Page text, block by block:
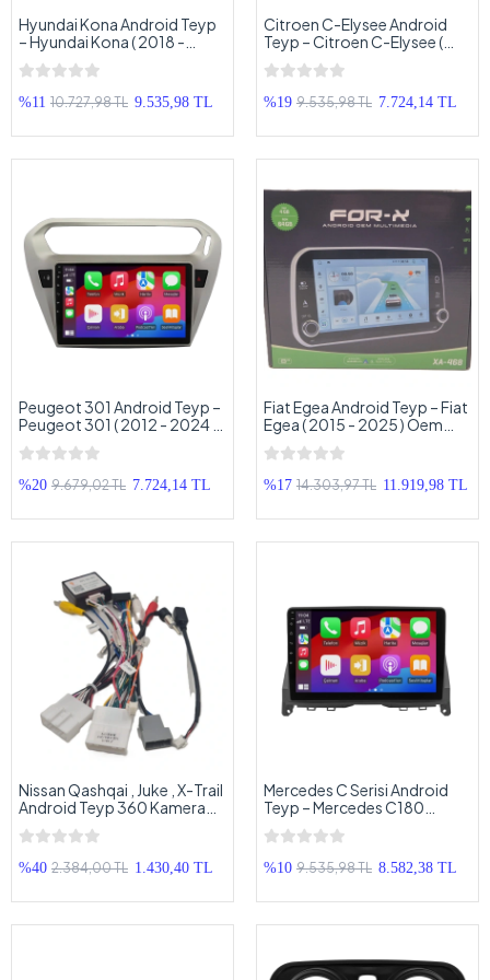
Hyundai Kona Android Teyp
– Hyundai Kona ( 2018 -
2022 ) Oem Android
Multimedya – Hyundai Kona
Android Double Teyp
%11 10.727,98 TL 9.535,98 TL
Citroen C-Elysee Android
Teyp – Citroen C-Elysee (
2012 - 2024 ) Oem Android
Multimedya – Citroen C-
Elysee Android OEM Double
Teyp
%19 9.535,98 TL 7.724,14 TL
Peugeot 301 Android Teyp –
Peugeot 301 ( 2012 - 2024 )
Oem Android Multimedya –
Peugeot 301 Android OEM
Double Teyp
%20 9.679,02 TL 7.724,14 TL
Fiat Egea Android Teyp – Fiat
Egea ( 2015 - 2025 ) Oem
Android Multimedya – Fiat
Egea Torpido Üstü Android
Oem Multimedya
%17 14.303,97 TL 11.919,98 TL
Nissan Qashqai , Juke , X-Trail
Android Teyp 360 Kamera
Ara Kablo – Nissan Android
Multimedyaya 360 Kamera
Bağlantı Soketi
%40 2.384,00 TL 1.430,40 TL
Mercedes C Serisi Android
Teyp – Mercedes C180
W204 ( 2005 - 2011 ) Oem
Android Multimedya –
Mercedes C W204 Android
Double Teyp
%10 9.535,98 TL 8.582,38 TL